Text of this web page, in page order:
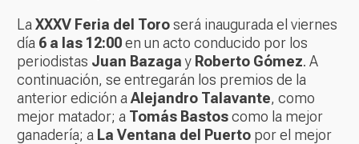
La XXXV Feria del Toroserá inaugurada el viernes
día 6 a las 12:00en un acto conducido por los
periodistas Juan Bazagay Roberto Gómez. A
continuación, se entregarán los premios de la
anterior edición a Alejandro Talavante, como
mejor matador; a Tomás Bastoscomo la mejor
ganadería; a La Ventana del Puerto por el mejor